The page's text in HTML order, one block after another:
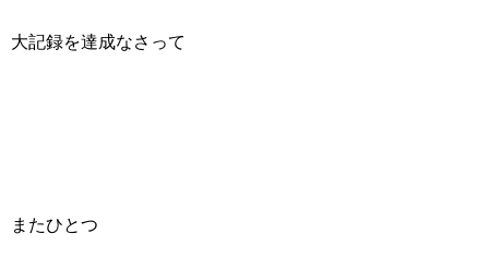
大記録を達成なさって
またひとつ